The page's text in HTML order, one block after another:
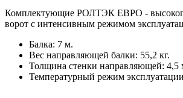
Комплектующие РОЛТЭК ЕВРО -
ворот с интенсивным режимом
Балка: 7 м.
Вес направляющей балки: 55,2 кг.
Толщина стенки направляющей: 4,5
Температурный режим